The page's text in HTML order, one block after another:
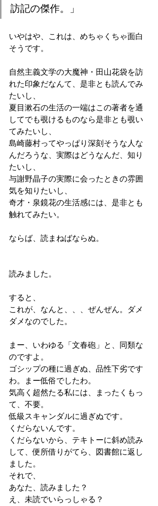
訪記の傑作。」
いやはや、これは、めちゃくちゃ面白
そうです。
自然主義文学の大魔神・田山花袋を訪
れた印象だなんて、是非とも読んでみ
たいし、
夏目漱石の生活の一端はこの著者を通
してでも覗けるものなら是非とも覗い
てみたいし、
島崎藤村ってやっぱり深刻そうな人な
んだろうな、実際はどうなんだ、知り
たいし、
与謝野晶子の実際に会ったときの雰囲
気を知りたいし、
奇才・泉鏡花の生活感には、是非とも
触れてみたい。
ならば、読まねばならぬ。
読みました。
すると、
これが、なんと、、、ぜんぜん。ダメ
ダメなのでした。
まー、いわゆる「文春砲」と、同類な
のですよ。
ゴシップの種に過ぎぬ、品性下劣です
わ。まー低俗でしたわ。
気高く超然たる私には、まったくもっ
て、不要。
低級スキャンダルに過ぎぬです。
くだらないんです。
くだらないから、テキトーに斜め読み
して、便所借りがてら、図書館に返し
ました。
それで、
あなた、読みました？
え、未読でいらっしゃる？